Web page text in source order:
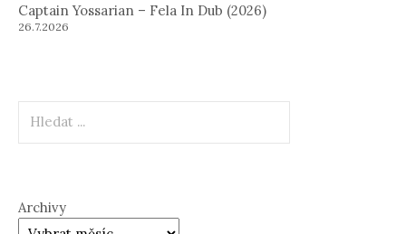
Captain Yossarian – Fela In Dub (2026)
26.7.2026
Archivy